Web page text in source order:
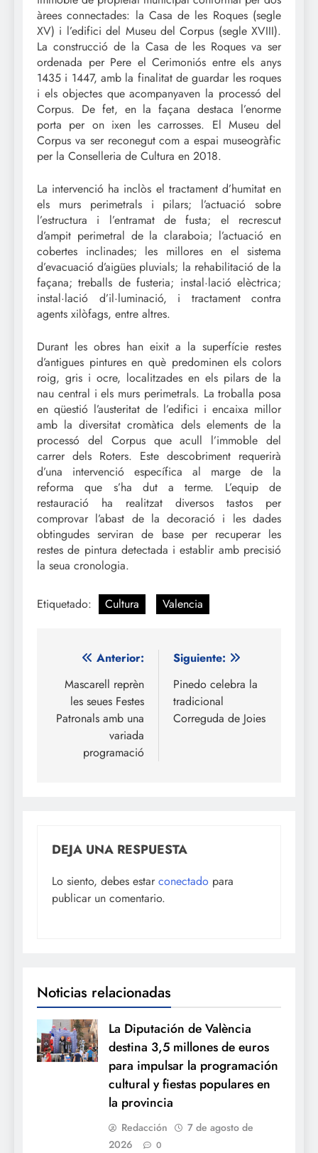
àrees connectades: la Casa de les Roques (segle
XV) i l’edifici del Museu del Corpus (segle XVIII).
La construcció de la Casa de les Roques va ser
ordenada per Pere el Cerimoniós entre els anys
1435 i 1447, amb la finalitat de guardar les roques
i els objectes que acompanyaven la processó del
Corpus. De fet, en la façana destaca l’enorme
porta per on ixen les carrosses. El Museu del
Corpus va ser reconegut com a espai museogràfic
per la Conselleria de Cultura en 2018.
La intervenció ha inclòs el tractament d’humitat en
els murs perimetrals i pilars; l’actuació sobre
l’estructura i l’entramat de fusta; el recrescut
d’ampit perimetral de la claraboia; l’actuació en
cobertes inclinades; les millores en el sistema
d’evacuació d’aigües pluvials; la rehabilitació de la
façana; treballs de fusteria; instal·lació elèctrica;
instal·lació d’il·luminació, i tractament contra
agents xilòfags, entre altres.
Durant les obres han eixit a la superfície restes
d’antigues pintures en què predominen els colors
roig, gris i ocre, localitzades en els pilars de la
nau central i els murs perimetrals. La troballa posa
en qüestió l’austeritat de l’edifici i encaixa millor
amb la diversitat cromàtica dels elements de la
processó del Corpus que acull l’immoble del
carrer dels Roters. Este descobriment requerirà
d’una intervenció específica al marge de la
reforma que s’ha dut a terme. L’equip de
restauració ha realitzat diversos tastos per
comprovar l’abast de la decoració i les dades
obtingudes serviran de base per recuperar les
restes de pintura detectada i establir amb precisió
la seua cronologia.
Etiquetado: Cultura Valencia
Navegación
de
entradas
Anterior:
Mascarell reprèn
les seues Festes
Patronals amb una
variada
programació
Siguiente:
Pinedo celebra la
tradicional
Correguda de Joies
DEJA UNA RESPUESTA
Lo siento, debes estar conectado para
publicar un comentario.
Noticias relacionadas
La Diputación de València
destina 3,5 millones de euros
para impulsar la programación
cultural y fiestas populares en
la provincia
Redacción
7 de agosto de
2026
0